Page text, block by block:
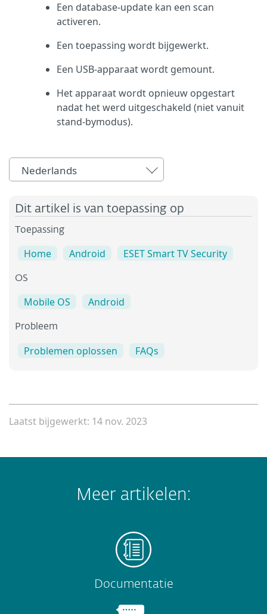
Een database-update kan een scan
activeren.
Een toepassing wordt bijgewerkt.
Een USB-apparaat wordt gemount.
Het apparaat wordt opnieuw opgestart
nadat het werd uitgeschakeld (niet vanuit
stand-bymodus).
Nederlands
Dit artikel is van toepassing op
Toepassing
Home Android ESET Smart TV Security
OS
Mobile OS Android
Probleem
Problemen oplossen FAQs
Laatst bijgewerkt: 14 nov. 2023
Meer artikelen:
Documentatie